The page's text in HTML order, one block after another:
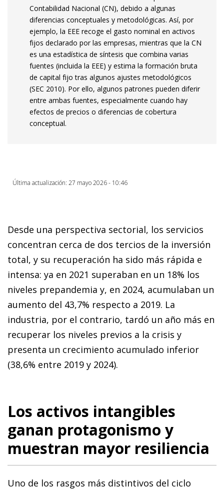
Contabilidad Nacional (CN), debido a algunas
diferencias conceptuales y metodológicas. Así, por
ejemplo, la EEE recoge el gasto nominal en activos
fijos declarado por las empresas, mientras que la CN
es una estadística de síntesis que combina varias
fuentes (incluida la EEE) y estima la formación bruta
de capital fijo tras algunos ajustes metodológicos
(SEC 2010). Por ello, algunos patrones pueden diferir
entre ambas fuentes, especialmente cuando hay
efectos de precios o diferencias de cobertura
conceptual.
Última actualización: 27 mayo 2026 - 10:46
Desde una perspectiva sectorial, los servicios
concentran cerca de dos tercios de la inversión
total, y su recuperación ha sido más rápida e
intensa: ya en 2021 superaban en un 18% los
niveles prepandemia y, en 2024, acumulaban un
aumento del 43,7% respecto a 2019. La
industria, por el contrario, tardó un año más en
recuperar los niveles previos a la crisis y
presenta un crecimiento acumulado inferior
(38,6% entre 2019 y 2024).
Los activos intangibles
ganan protagonismo y
muestran mayor resiliencia
Uno de los rasgos más distintivos del ciclo